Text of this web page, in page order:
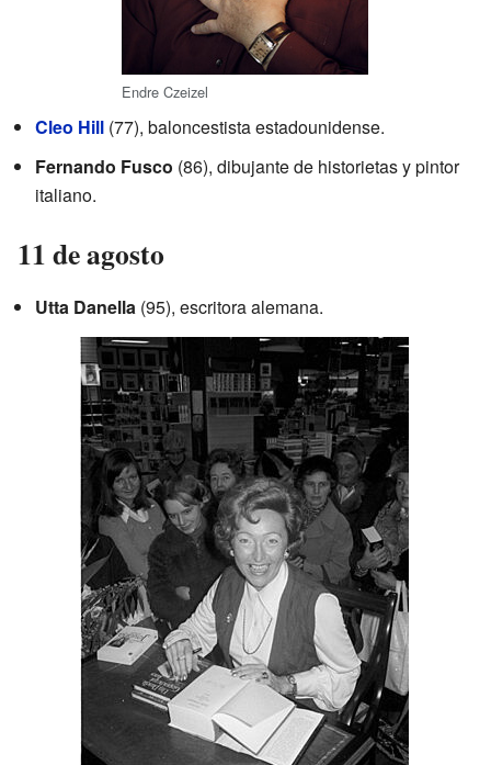
Endre Czeizel
Cleo Hill (77), baloncestista estadounidense.
Fernando Fusco (86), dibujante de historietas y pintor
italiano.
11 de agosto
Utta Danella (95), escritora alemana.